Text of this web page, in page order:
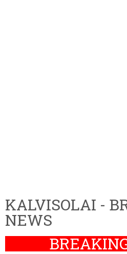
KALVISOLAI -
NEWS